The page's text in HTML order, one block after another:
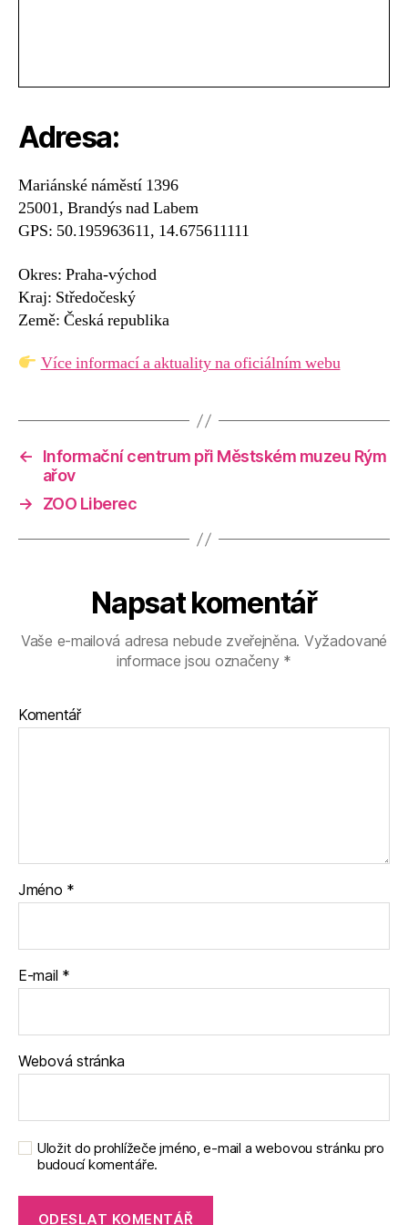
Adresa:
Mariánské náměstí 1396
25001, Brandýs nad Labem
GPS: 50.195963611, 14.675611111
Okres: Praha-východ
Kraj: Středočeský
Země: Česká republika
Více informací a aktuality na oficiálním webu
←
Informační centrum při Městském muzeu Rým
ařov
→
ZOO Liberec
Napsat komentář
Vaše e-mailová adresa nebude zveřejněna. Vyžadované
informace jsou označeny *
Komentář
Jméno *
E-mail *
Webová stránka
Uložit do prohlížeče jméno, e-mail a webovou stránku pro
budoucí komentáře.